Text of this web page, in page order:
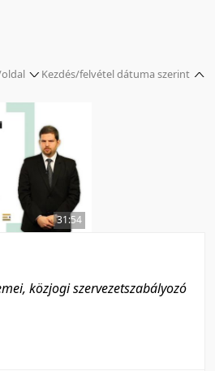
Kezdés/felvétel dátuma szerint
Kezdés/felvétel dátuma szerint
Kezdés/felvétel dátuma szerint
Feltöltés dátuma szerint
Feltöltés dátuma szerint
Utolsó módosítás szerint
oldal
oldal
oldal
oldal
oldal
31:54
közjogi szervezetszabályozó